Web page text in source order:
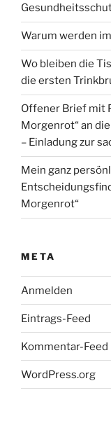
Warum werden
Wo bleiben die
die ersten
Offener Brief mit
Morgenrot“ an
– Einladung zur
Mein ganz
Morgenrot“
META
Anmelden
Eintrags-Feed
Kommentar-Feed
WordPress.org